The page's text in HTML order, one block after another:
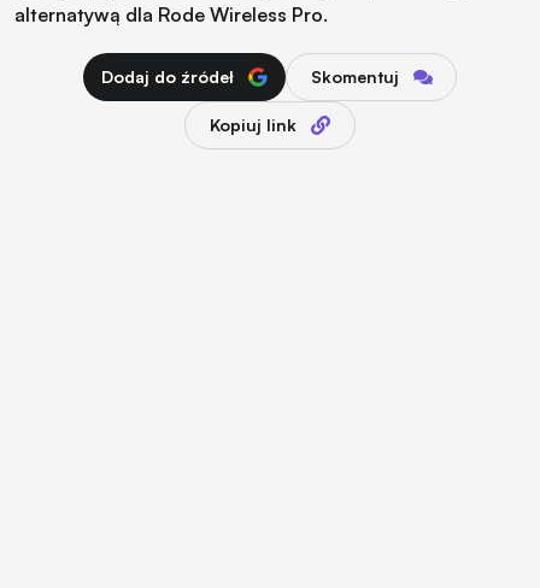
alternatywą dla Rode Wireless Pro.
Dodaj do źródeł Skomentuj
Kopiuj link